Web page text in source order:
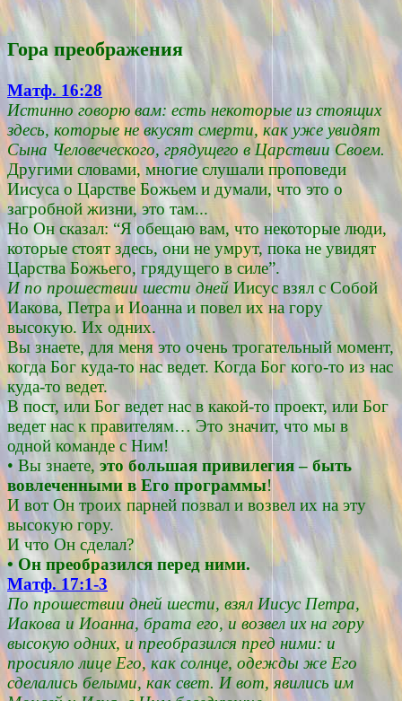
Гора преображения
Матф. 16:28
Истинно говорю вам: есть некоторые из стоящих
здесь, которые не вкусят смерти, как уже увидят
Сына Человеческого, грядущего в Царствии Своем.
Другими словами, многие слушали проповеди
Иисуса о Царстве Божьем и думали, что это о
загробной жизни, это там...
Но Он сказал: “Я обещаю вам, что некоторые люди,
которые стоят здесь, они не умрут, пока не увидят
Царства Божьего, грядущего в силе”.
И по прошествии шести дней Иисус взял с Собой
Иакова, Петра и Иоанна и повел их на гору
высокую. Их одних.
Вы знаете, для меня это очень трогательный момент,
когда Бог куда-то нас ведет. Когда Бог кого-то из нас
куда-то ведет.
В пост, или Бог ведет нас в какой-то проект, или Бог
ведет нас к правителям… Это значит, что мы в
одной команде с Ним!
• Вы знаете, это большая привилегия – быть
вовлеченными в Его программы!
И вот Он троих парней позвал и возвел их на эту
высокую гору.
И что Он сделал?
• Он преобразился перед ними.
Матф. 17:1-3
По прошествии дней шести, взял Иисус Петра,
Иакова и Иоанна, брата его, и возвел их на гору
высокую одних, и преобразился пред ними: и
просияло лице Его, как солнце, одежды же Его
сделались белыми, как свет. И вот, явились им